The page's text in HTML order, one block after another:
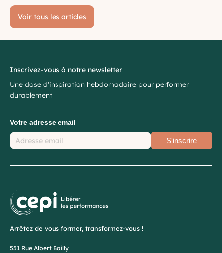
Voir tous les articles
Inscrivez-vous à notre newsletter
Une dose d'inspiration hebdomadaire pour performer
durablement
Votre adresse email
S'inscrire
Arrêtez de vous former, transformez-vous !
551 Rue Albert Bailly